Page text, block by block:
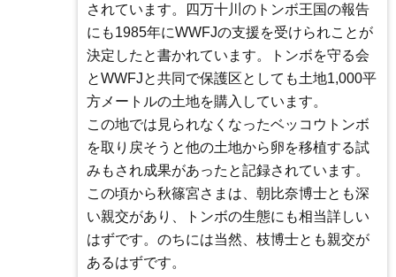
されています。四万十川のトンボ王国の報告
にも1985年にWWFJの支援を受けられことが
決定したと書かれています。トンボを守る会
とWWFJと共同で保護区としても土地1,000平
方メートルの土地を購入しています。
この地では見られなくなったベッコウトンボ
を取り戻そうと他の土地から卵を移植する試
みもされ成果があったと記録されています。
この頃から秋篠宮さまは、朝比奈博士とも深
い親交があり、トンボの生態にも相当詳しい
はずです。のちには当然、枝博士とも親交が
あるはずです。